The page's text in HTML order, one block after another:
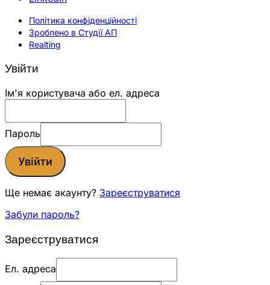
Політика конфіденційності
Зроблено в Студії АП
Realting
Увійти
Ім'я користувача або ел. адреса
Пароль
Увійти
Ще немає акаунту? Зареєструватися
Забули пароль?
Зареєструватися
Ел. адреса